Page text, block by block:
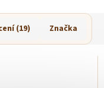
(19) Značka